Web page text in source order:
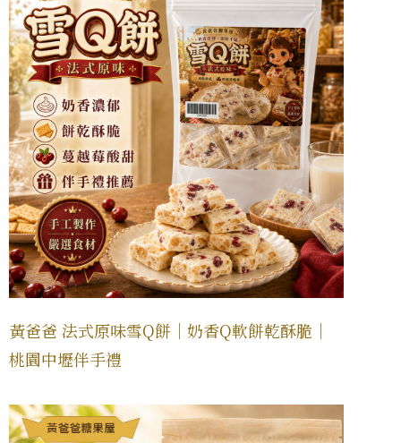
黃爸爸 法式原味雪Q餅｜奶香Q軟餅乾酥脆｜
桃園中壢伴手禮